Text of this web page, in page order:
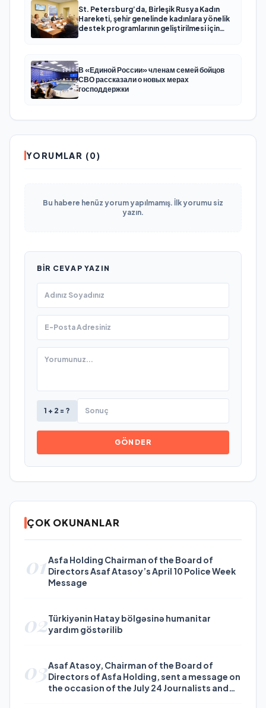
St. Petersburg’da, Birleşik Rusya Kadın
Hareketi, şehir genelinde kadınlara yönelik
destek programlarının geliştirilmesi için
В «Единой России» членам семей бойцов
СВО рассказали о новых мерах
господдержки
YORUMLAR (0)
Bu habere henüz yorum yapılmamış. İlk yorumu siz
yazın.
BIR CEVAP YAZIN
1 + 2 = ?
GÖNDER
ÇOK OKUNANLAR
01Asfa Holding Chairman of the Board of
Directors Asaf Atasoy’s April 10 Police Week
Message
02Türkiyənin Hatay bölgəsinə humanitar
yardım göstərilib
03Asaf Atasoy, Chairman of the Board of
Directors of Asfa Holding, sent a message on
the occasion of the July 24 Journalists and